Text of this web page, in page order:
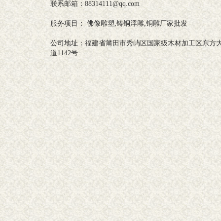
联系邮箱：88314111@qq.com
服务项目： 佛像雕塑,铸铜浮雕,铜雕厂家批发
公司地址：福建省莆田市秀屿区国家级木材加工区东方
道1142号